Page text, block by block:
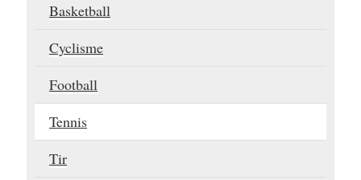
Basketball
Cyclisme
Football
Tennis
Tir